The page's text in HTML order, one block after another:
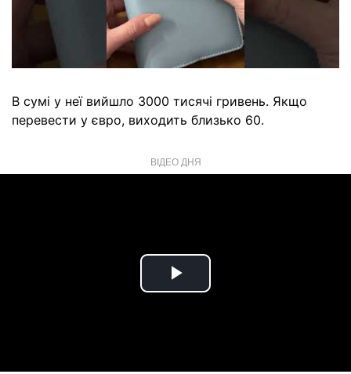
В сумі у неї вийшло 3000 тисячі гривень. Якщо
перевести у євро, виходить близько 60.
ВІДЕО ДНЯ
Play